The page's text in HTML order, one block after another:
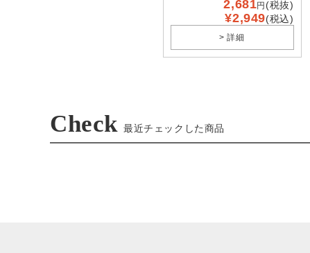
2,681円 (税抜)
¥2,949(税込)
> 詳細
Check 最近チェックした商品